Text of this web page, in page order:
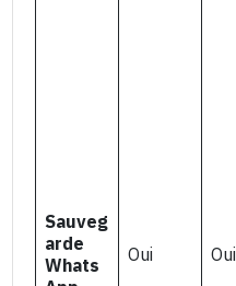
Sauveg
arde
Whats
Oui Oui